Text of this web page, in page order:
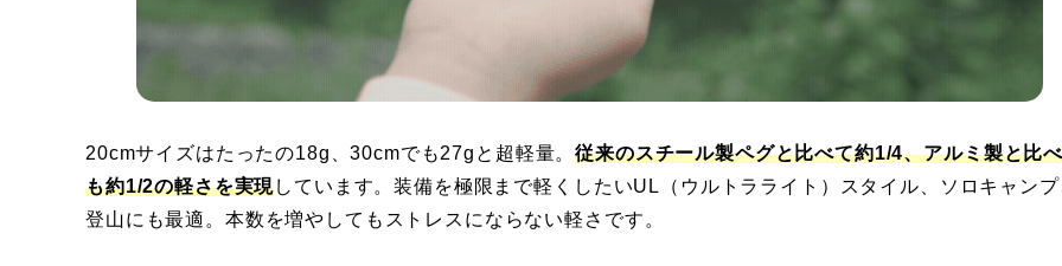
20cmサイズはたったの18g、30cmでも27gと超軽量。従来のスチール製ペグと比べて約1/4、アルミ製と比
も約1/2の軽さを実現しています。装備を極限まで軽くしたいUL（ウルトラライト）スタイル、ソロキャン
登山にも最適。本数を増やしてもストレスにならない軽さです。